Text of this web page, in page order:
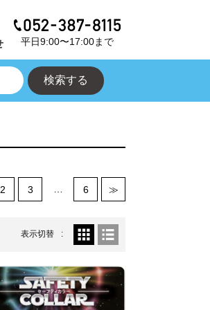
平日9:00〜17:00まで
2 3 … 6 ≫
表示切替